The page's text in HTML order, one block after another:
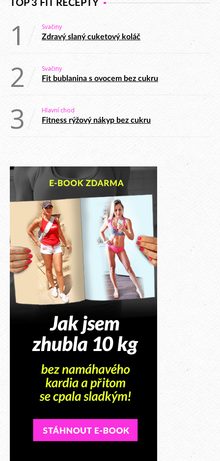
TOP 3 FIT RECEPTY
1 Svačiny
Zdravý slaný cuketový koláč
2 Svačiny
Fit bublanina s ovocem bez cukru
3 Hlavní chod
Fitness rýžový nákyp bez cukru